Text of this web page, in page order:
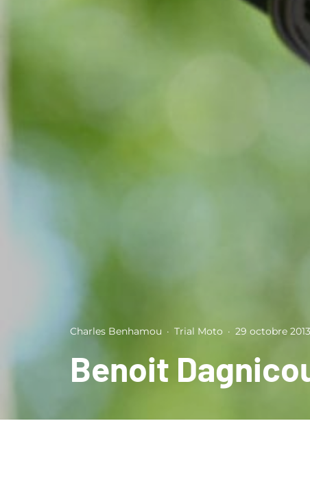
Charles Benhamou · Trial Moto · 29 octobre 2013
Benoit